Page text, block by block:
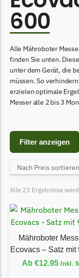
Belrobotics
Belrobotics Messer
Black & Decker
Black & Decker
Begrenzungsdraht
Begrenzungsdraht
Central Park Messer
Begrenzungsdraht
Cramer
Cramer Messer
Begrenzungsdraht
Cub Cadet
600
Alle Mähroboter
finden Sie unten.
unter dem Gerät, die
müssen. So
erzielen optimale
Messer alle 2 bis 3
Filter anzeigen
Alle 23 Ergebnisse
Mähroboter
Ecovacs – Satz mit
Ab €12.95 Inkl.